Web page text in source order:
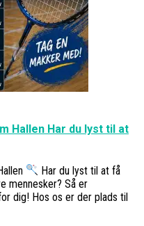
Hallen Har du lyst til at
Har du lyst til at få
mennesker? Så er
dig! Hos os er der plads til